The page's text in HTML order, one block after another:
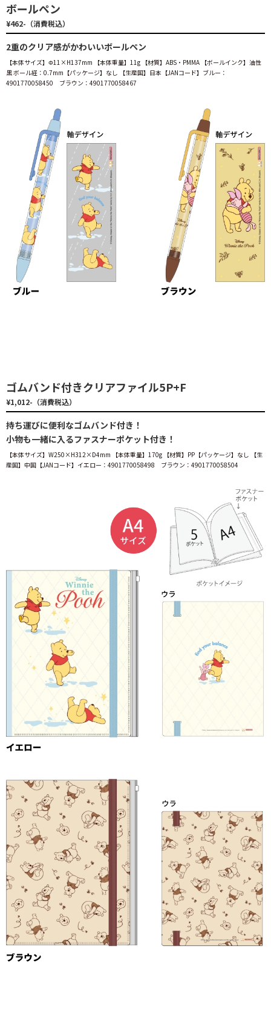
ボールペン
¥462-（消費税込）
2重のクリア感がかわいいボールペン
【本体サイズ】Φ11×H137mm 【本体重量】11g 【材質】ABS・PMMA 【ボールインク】油性
黒 ボール経：0.7mm【パッケージ】なし 【生産国】日本【JANコード】ブルー：
4901770058450 ブラウン：4901770058467
ゴムバンド付きクリアファイル5P+F
¥1,012-（消費税込）
持ち運びに便利なゴムバンド付き！
小物も一緒に入るファスナーポケット付き！
【本体サイズ】W250×H312×D4mm 【本体重量】170g 【材質】PP【パッケージ】なし 【生
産国】中国【JANコード】イエロー：4901770058498 ブラウン：4901770058504